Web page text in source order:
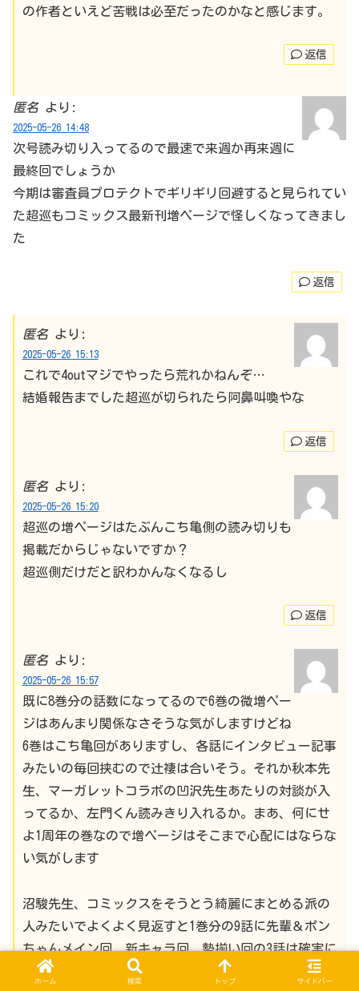
の作者といえど苦戦は必至だったのかなと感じます。
返信
匿名 より:
2025-05-26 14:48
次号読み切り入ってるので最速で来週か再来週に
最終回でしょうか
今期は審査員プロテクトでギリギリ回避すると見られてい
た超巡もコミックス最新刊増ページで怪しくなってきまし
た
返信
匿名 より:
2025-05-26 15:13
これで4outマジでやったら荒れかねんぞ…
結婚報告までした超巡が切られたら阿鼻叫喚やな
返信
匿名 より:
2025-05-26 15:20
超巡の増ページはたぶんこち亀側の読み切りも
掲載だからじゃないですか？
超巡側だけだと訳わかんなくなるし
返信
匿名 より:
2025-05-26 15:57
既に8巻分の話数になってるので6巻の微増ペー
ジはあんまり関係なさそうな気がしますけどね
6巻はこち亀回がありますし、各話にインタビュー記事
みたいの毎回挟むので辻褄は合いそう。それか秋本先
生、マーガレットコラボの凹沢先生あたりの対談が入
ってるか、左門くん読みきり入れるか。まあ、何にせ
よ1周年の巻なので増ページはそこまで心配にはならな
い気がします
沼駿先生、コミックスをそうとう綺麗にまとめる派の
人みたいでよくよく見返すと1巻分の9話に先輩＆ポン
ちゃんメイン回、新キャラ回、勢揃い回の3話は確実に
入れるようにローテしてるのでこの調子だと次の次の7
ホーム 検索 トップ サイドバー